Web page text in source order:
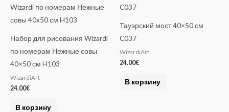
Набор для рисования Wizardi
по номерам Нежные совы
40×50 см H103
WizardiArt
24.00€
В корзину
Тауэрский мост 40×50 см
C037
WizardiArt
24.00€
В корзину